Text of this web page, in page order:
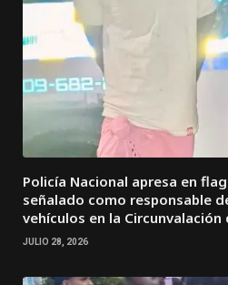
Policía Nacional apresa en
señalado como responsable
vehículos en la Circunvalación
JULIO 28, 2026